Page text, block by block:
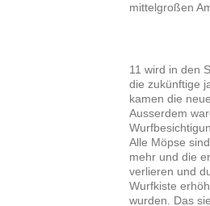
mittelgroßen
11 wird in den
die zukünftige
kamen die
Ausserdem
Alle Möpse
mehr und die
verlieren und
Wurfkiste
wurden. Das